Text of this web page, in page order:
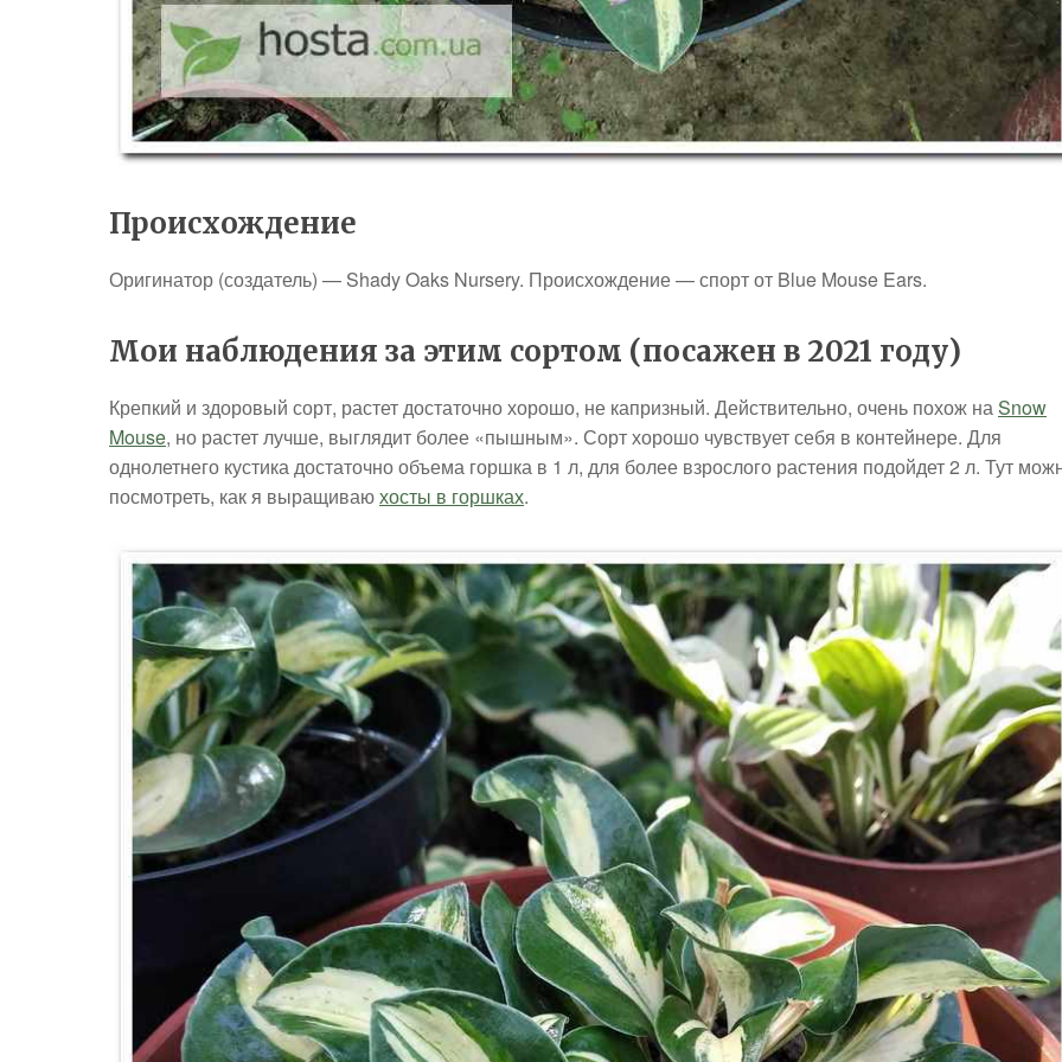
Происхождение
Оригинатор (создатель) — Shady Oaks Nursery. Происхождение — спорт от Blue Mouse Ears.
Мои наблюдения за этим сортом (посажен в 2021 году)
Крепкий и здоровый сорт, растет достаточно хорошо, не капризный. Действительно, очень похож наSnow
Mouse, но растет лучше, выглядит более «пышным». Сорт хорошо чувствует себя в контейнере. Для
однолетнего кустика достаточно объема горшка в 1 л, для более взрослого растения подойдет 2 л. Тут
посмотреть, как я выращиваюхосты в горшках.